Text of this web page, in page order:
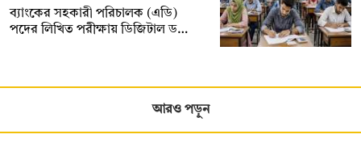
ব্যাংকের সহকারী পরিচালক (এডি)
পদের লিখিত পরীক্ষায় ডিজিটাল ড…
আরও পড়ুন